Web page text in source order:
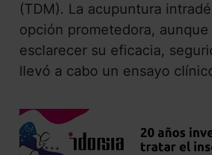
(TDM). La acupuntura
opción prometedora,
esclarecer su eficacia,
llevó a cabo un ensayo